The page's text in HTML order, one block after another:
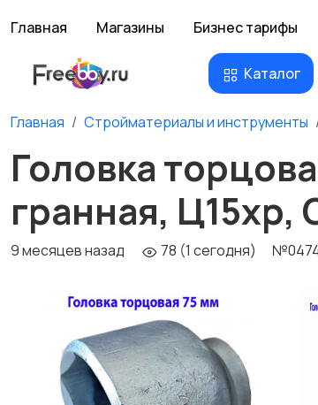
Главная Магазины Бизнес тарифы
Каталог
Главная Стройматериалы и инструменты
Головка
гранная, Ц15хр,
9 месяцев назад 78 (1 сегодня)